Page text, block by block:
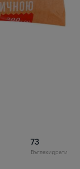
73
Въглехидрати